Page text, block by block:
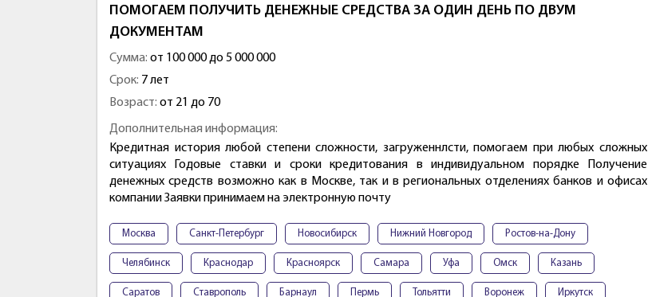
ПОМОГАЕМ ПОЛУЧИТЬ ДЕНЕЖНЫЕ СРЕДСТВА ЗА ОДИН ДЕНЬ ПО ДВУМ
ДОКУМЕНТАМ
Сумма: от 100 000 до 5 000 000
Срок: 7 лет
Возраст: от 21 до 70
Дополнительная информация:
Кредитная история любой степени сложности, загруженнлсти, помогаем при любых сложных
ситуациях Годовые ставки и сроки кредитования в индивидуальном порядке Получение
денежных средств возможно как в Москве, так и в региональных отделениях банков и офисах
компании Заявки принимаем на электронную почту
Москва Санкт-Петербург Новосибирск Нижний Новгород Ростов-на-Дону
Челябинск Краснодар Красноярск Самара Уфа Омск Казань
Саратов Ставрополь Барнаул Пермь Тольятти Воронеж Иркутск